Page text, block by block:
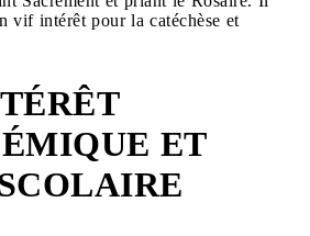
vif intérêt pour la catéchèse et
ET